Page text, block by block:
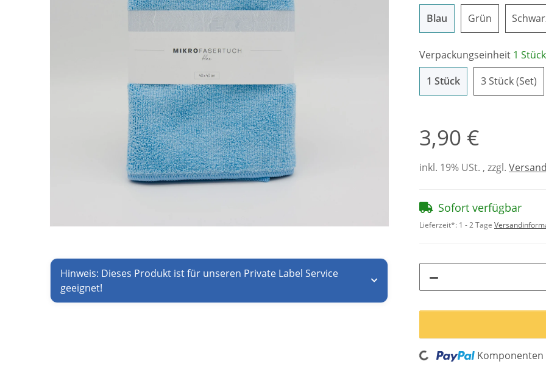
Hinweis: Dieses Produkt ist für unseren Private Label Service
geeignet!
BlauBlau GrünGrün
Verpackungseinheit 1 Stück
1 Stück1 Stück3 Stück (Set)3
3,90 €
inkl. 19% USt. , zzgl.
Sofort verfügbar
Lieferzeit*: 1 - 2 Tage
Komponenten